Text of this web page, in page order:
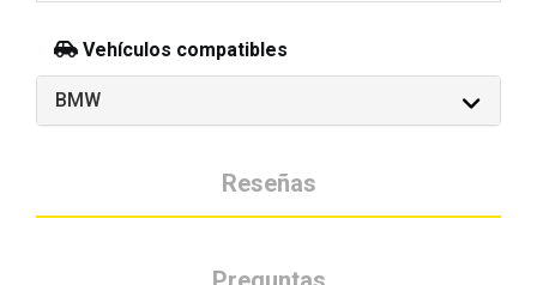
Vehículos compatibles
BMW
Reseñas